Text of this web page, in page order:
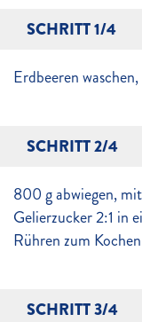
SCHRITT 1/4
Erdbeeren
SCHRITT 2/4
800 g abwiegen,
Gelierzucker 2:1 in
Rühren zum
SCHRITT 3/4